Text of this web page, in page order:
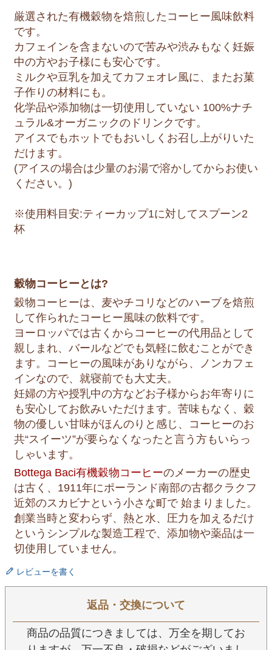
厳選された有機穀物を焙煎したコーヒー風味飲料
です。
カフェインを含まないので苦みや渋みもなく妊娠
中の方やお子様にも安心です。
ミルクや豆乳を加えてカフェオレ風に、またお菓
子作りの材料にも。
化学品や添加物は一切使用していない 100%ナチ
ュラル&オーガニックのドリンクです。
アイスでもホットでもおいしくお召し上がりいた
だけます。
(アイスの場合は少量のお湯で溶かしてからお使い
ください。)
※使用料目安:ティーカップ1に対してスプーン2
杯
穀物コーヒーとは?
穀物コーヒーは、麦やチコリなどのハーブを焙煎
して作られたコーヒー風味の飲料です。
ヨーロッパでは古くからコーヒーの代用品として
親しまれ、バールなどでも気軽に飲むことができ
ます。コーヒーの風味がありながら、ノンカフェ
インなので、就寝前でも大丈夫。
妊婦の方や授乳中の方などお子様からお年寄りに
も安心してお飲みいただけます。苦味もなく、穀
物の優しい甘味がほんのりと感じ、コーヒーのお
共“スイーツ”が要らなくなったと言う方もいらっ
しゃいます。
Bottega Baci有機穀物コーヒーのメーカーの歴史
は古く、1911年にポーランド南部の古都クラクフ
近郊のスカビナという小さな町で 始まりました。
創業当時と変わらず、熱と水、圧力を加えるだけ
というシンプルな製造工程で、添加物や薬品は一
切使用していません。
レビューを書く
返品・交換について
商品の品質につきましては、万全を期してお